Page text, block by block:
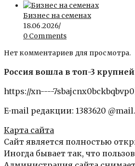
Бизнес на семенах
18.06.2026/
0 Comments
Нет комментариев для просмотра.
Россия вошла в топ-3
https://xn----
E-mail редакции: 1383620
Карта сайта
Сайт является полностью
Иногда бывает так, что